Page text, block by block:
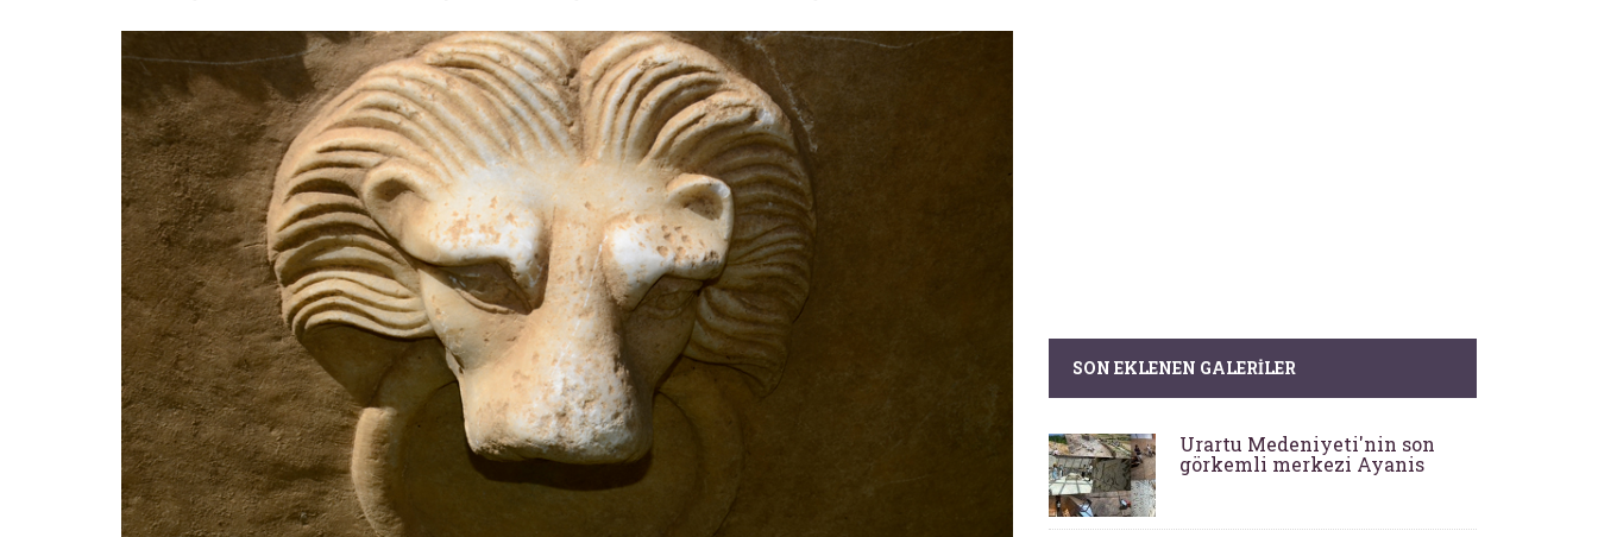
SON EKLENEN GALERILER
Urartu Medeniyeti'nin son
görkemli merkezi Ayanis